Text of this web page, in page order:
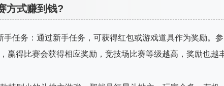
方式赚到钱?
任务：通过新手任务，可获得红包或游戏道具作为奖励。参
赢得比赛会获得相应奖励，竞技场比赛等级越高，奖励也越